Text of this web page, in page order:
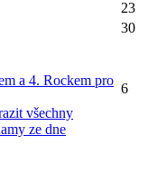
23
30
a 4. Rockem pro
všechny
ze dne
6